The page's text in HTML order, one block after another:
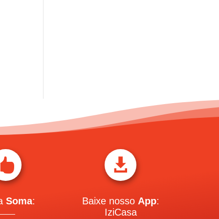
Soma:

Baixe nosso App:
IziCasa